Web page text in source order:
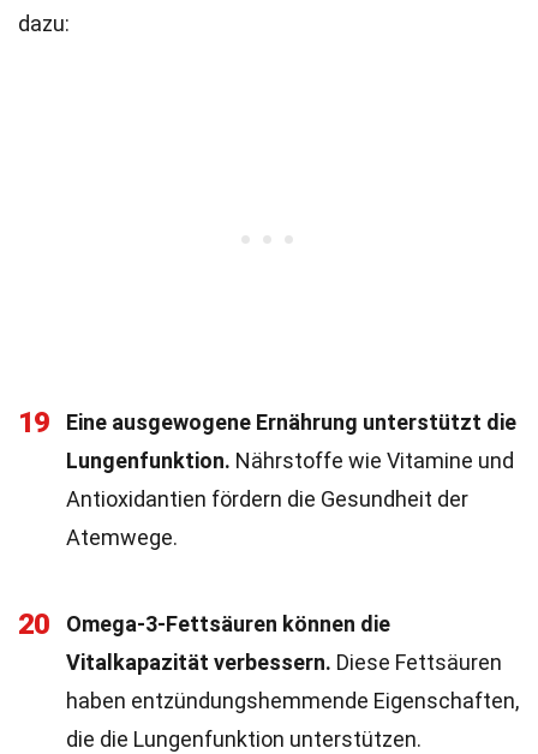
dazu:
19
Eine ausgewogene Ernährung unterstützt die
Lungenfunktion. Nährstoffe wie Vitamine und
Antioxidantien fördern die Gesundheit der
Atemwege.
20
Omega-3-Fettsäuren können die
Vitalkapazität verbessern. Diese Fettsäuren
haben entzündungshemmende Eigenschaften,
die die Lungenfunktion unterstützen.